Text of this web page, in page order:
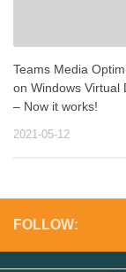
Teams Media
on Windows Virtual
– Now it works!
2021-05-12
FOLLOW: